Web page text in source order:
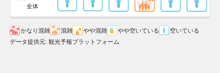
全体
かなり混雑 混雑 やや混雑 やや空いている
空いている
データ提供元: 観光予報プラットフォーム